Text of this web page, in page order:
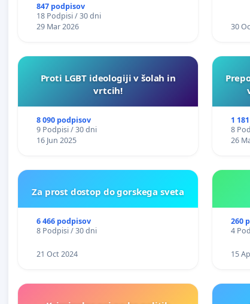
847 podpisov
18 Podpisi / 30 dni
29 Mar 2026
30
Proti LGBT ideologiji v šolah in
vrtcih!
8 090 podpisov
9 Podpisi / 30 dni
16 Jun 2025
1
8
26
Za prost dostop do gorskega sveta
6 466 podpisov
8 Podpisi / 30 dni
21 Oct 2024
260
4
15